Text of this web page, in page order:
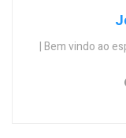
| Bem vindo ao